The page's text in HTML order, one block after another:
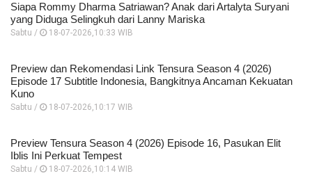
Siapa Rommy Dharma Satriawan? Anak dari Artalyta Suryani
yang Diduga Selingkuh dari Lanny Mariska
Sabtu / 18-07-2026,10:33 WIB
Preview dan Rekomendasi Link Tensura Season 4 (2026)
Episode 17 Subtitle Indonesia, Bangkitnya Ancaman Kekuatan
Kuno
Sabtu / 18-07-2026,10:17 WIB
Preview Tensura Season 4 (2026) Episode 16, Pasukan Elit
Iblis Ini Perkuat Tempest
Sabtu / 18-07-2026,10:14 WIB